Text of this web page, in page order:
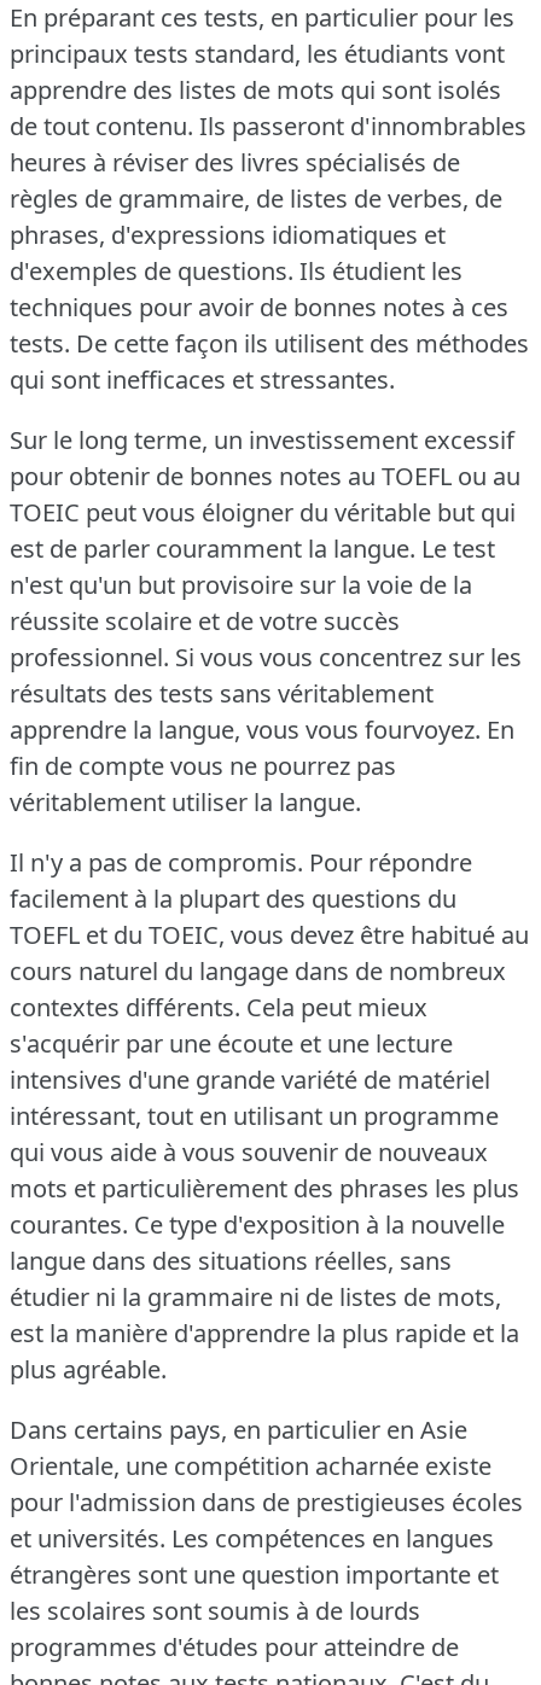
En préparant ces tests, en particulier pour les
principaux tests standard, les étudiants vont
apprendre des listes de mots qui sont isolés
de tout contenu. Ils passeront d'innombrables
heures à réviser des livres spécialisés de
règles de grammaire, de listes de verbes, de
phrases, d'expressions idiomatiques et
d'exemples de questions. Ils étudient les
techniques pour avoir de bonnes notes à ces
tests. De cette façon ils utilisent des méthodes
qui sont inefficaces et stressantes.
Sur le long terme, un investissement excessif
pour obtenir de bonnes notes au TOEFL ou au
TOEIC peut vous éloigner du véritable but qui
est de parler couramment la langue. Le test
n'est qu'un but provisoire sur la voie de la
réussite scolaire et de votre succès
professionnel. Si vous vous concentrez sur les
résultats des tests sans véritablement
apprendre la langue, vous vous fourvoyez. En
fin de compte vous ne pourrez pas
véritablement utiliser la langue.
Il n'y a pas de compromis. Pour répondre
facilement à la plupart des questions du
TOEFL et du TOEIC, vous devez être habitué au
cours naturel du langage dans de nombreux
contextes différents. Cela peut mieux
s'acquérir par une écoute et une lecture
intensives d'une grande variété de matériel
intéressant, tout en utilisant un programme
qui vous aide à vous souvenir de nouveaux
mots et particulièrement des phrases les plus
courantes. Ce type d'exposition à la nouvelle
langue dans des situations réelles, sans
étudier ni la grammaire ni de listes de mots,
est la manière d'apprendre la plus rapide et la
plus agréable.
Dans certains pays, en particulier en Asie
Orientale, une compétition acharnée existe
pour l'admission dans de prestigieuses écoles
et universités. Les compétences en langues
étrangères sont une question importante et
les scolaires sont soumis à de lourds
programmes d'études pour atteindre de